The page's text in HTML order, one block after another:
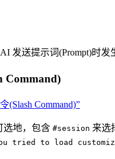
发送提示词(Prompt)时发
Command)
(Slash Command)”
选地，包含 #session 来选
tried to load